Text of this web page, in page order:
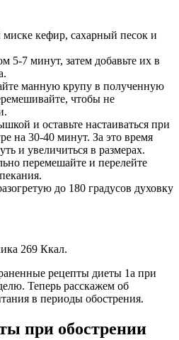
кефир, сахарный песок и
5-7 минут, затем добавьте их в
манную крупу в полученную
чтобы не
и оставьте настаиваться при
на 30-40 минут. За это время
и увеличиться в размерах.
перемешайте и перелейте
до 180 градусов духовку
269 Ккал.
рецепты диеты 1а при
Теперь расскажем об
в периоды обострения.
при обострении